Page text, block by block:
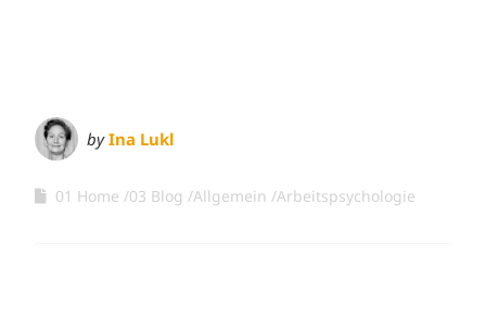
byIna Lukl
01 Home 03 Blog Allgemein Arbeitspsychologie